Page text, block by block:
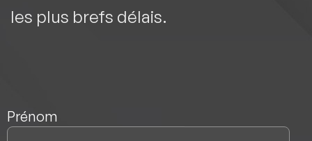
les plus brefs délais.
Nom*
Prénom